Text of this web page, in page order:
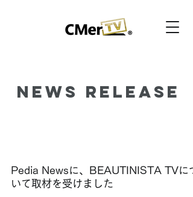
News Release
Pedia Newsに、BEAUTINISTA TVに
いて取材を受けました